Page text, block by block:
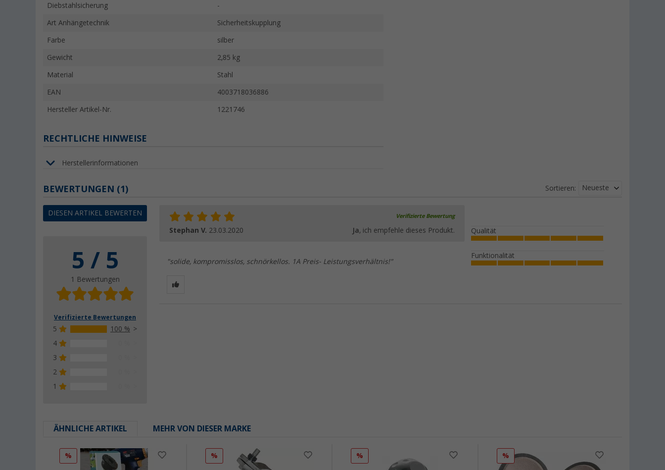
Diebstahlsicherung -
Art Anhängetechnik Sicherheitskupplung
Farbe silber
Gewicht 2,85 kg
Material Stahl
EAN 4003718036886
Hersteller Artikel-Nr. 1221746
RECHTLICHE HINWEISE
Herstellerinformationen
BEWERTUNGEN (1)
DIESEN ARTIKEL BEWERTEN
5 / 5
1 Bewertungen
Verifizierte Bewertungen
5
100 %
4
3
2
1
Sortieren: Neueste
Verifizierte Bewertung
Stephan V. 23.03.2020 Ja, ich empfehle dieses Produkt.
"solide, kompromisslos, schnörkellos. 1A Preis- Leistungsverhältnis!"
Qualität
Funktionalität
ÄHNLICHE ARTIKEL MEHR VON DIESER MARKE
% % % %